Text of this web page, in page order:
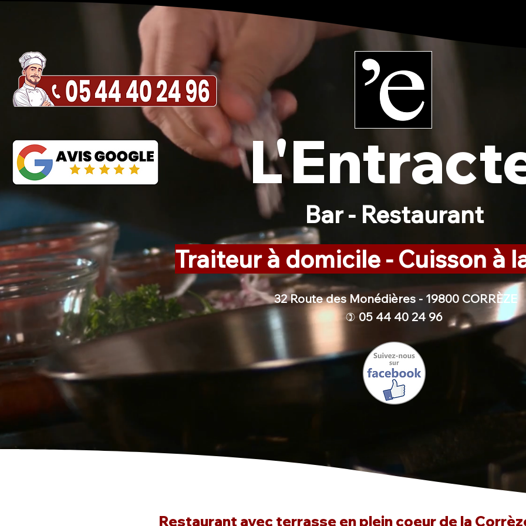
Bar - Restaurant
Traiteur à domicile - Cuisson à
32 Route des Monédières - 19800 CORRÈZE
) 05 44 40 24 96
Restaurant avec terrasse en plein coeur de la